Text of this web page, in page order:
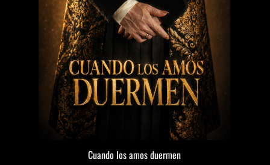
Cuando los amos duermen